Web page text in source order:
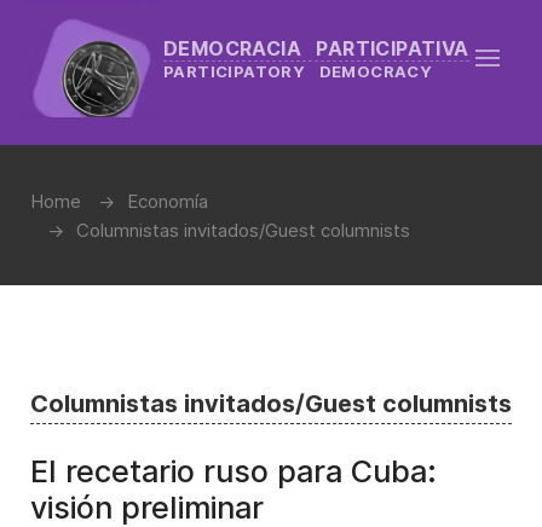
DEMOCRACIA PARTICIPATIVA
PARTICIPATORY DEMOCRACY
Home
Economía
Columnistas invitados/Guest columnists
Columnistas invitados/Guest columnists
El recetario ruso para Cuba:
visión preliminar